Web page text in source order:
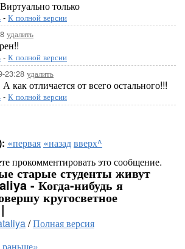
только
- К полной версии
удалить
- К полной версии
23:28 удалить
как отличается от всего остального!!!
- К полной версии
«первая «назадвверх^
прокомментировать это сообщение.
старые студенты живут
- Когда-нибудь я
кругосветное
/Полная версия